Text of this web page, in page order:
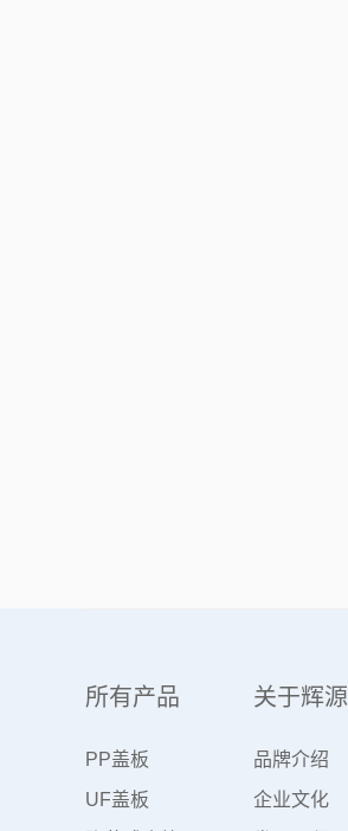
所有产品
PP盖板
UF盖板
关于辉源
品牌介绍
企业文化